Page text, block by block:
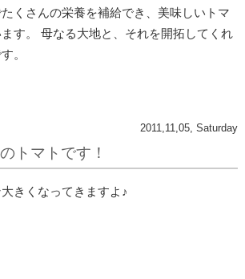
くさんの栄養を補給でき、美​味しいトマ
ます。 母なる大地と、それを開拓してくれ
。
2011,11,05, Saturday
トマトです！
きくなってきますよ♪